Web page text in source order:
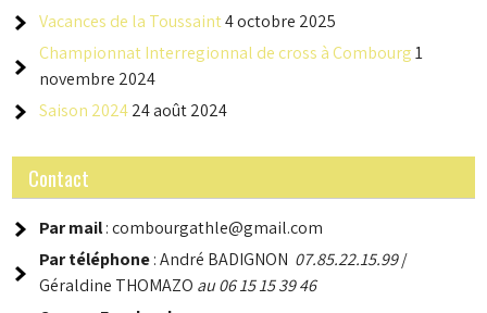
Vacances de la Toussaint4 octobre 2025
Championnat Interregionnal de cross à Combourg 1
novembre 2024
Saison 202424 août 2024
Contact
Par mail: combourgathle@gmail.com
Par téléphone: André BADIGNON 07.85.22.15.99/
Géraldine THOMAZO au 06 15 15 39 46